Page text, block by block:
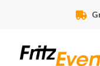
Voor